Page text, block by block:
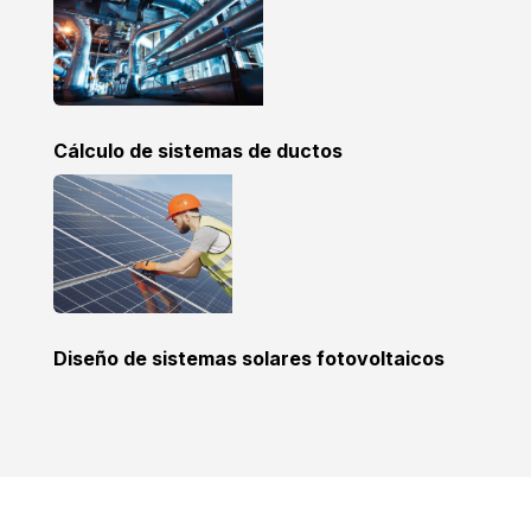
Cálculo de sistemas de ductos
Diseño de sistemas solares fotovoltaicos